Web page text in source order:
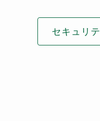
セキュリ